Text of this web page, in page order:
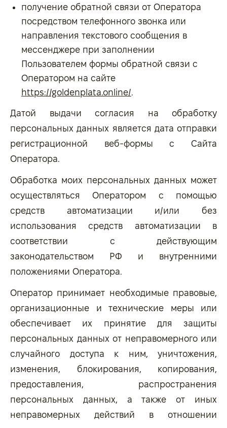
получение обратной связи от Оператора
посредством телефонного звонка или
направления текстового сообщения в
мессенджере при заполнении
Пользователем формы обратной связи с
Оператором на сайте
https://goldenplata.online/.
Датой выдачи согласия на обработку
персональных данных является дата отправки
регистрационной веб-формы с Сайта
Оператора.
Обработка моих персональных данных может
осуществляться Оператором с помощью
средств автоматизации и/или без
использования средств автоматизации в
соответствии с действующим
законодательством РФ и внутренними
положениями Оператора.
Оператор принимает необходимые правовые,
организационные и технические меры или
обеспечивает их принятие для защиты
персональных данных от неправомерного или
случайного доступа к ним, уничтожения,
изменения, блокирования, копирования,
предоставления, распространения
персональных данных, а также от иных
неправомерных действий в отношении